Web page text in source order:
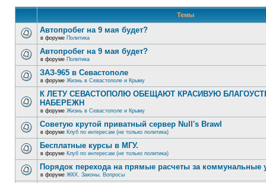
Темы
Автопробег на 9 мая будет?
в форуме Политика
Автопробег на 9 мая будет?
в форуме Политика
ЗАЗ-965 в Севастополе
в форуме Жизнь в Севастополе и Крыму
К ЛЕТУ СЕВАСТОПОЛЮ ОБЕЩАЮТ КРАСИВУЮ
НАБЕРЕЖН
в форуме Жизнь в Севастополе и Крыму
Советую крутой приватный сервер Null's Brawl
в форуме Клуб по интересам (не только политика)
Бесплатные курсы в МГУ.
в форуме Клуб по интересам (не только политика)
Порядок перехода на прямые расчеты за коммунальные
в форуме ЖКХ. Законы. Вопросы